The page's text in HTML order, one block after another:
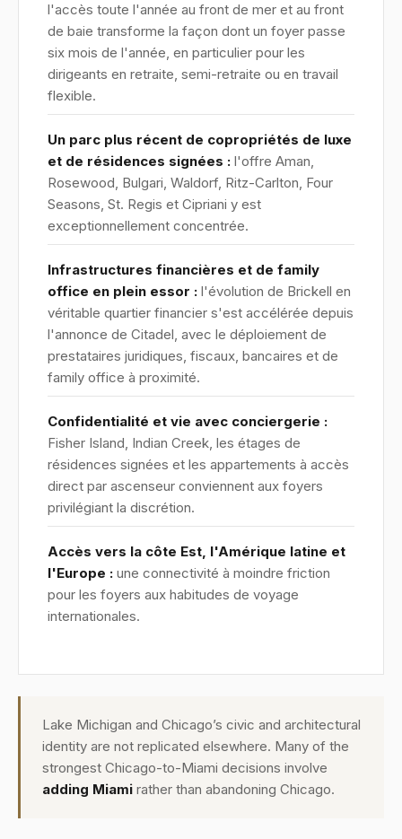
l'accès toute l'année au front de mer et au front
de baie transforme la façon dont un foyer passe
six mois de l'année, en particulier pour les
dirigeants en retraite, semi-retraite ou en travail
flexible.
Un parc plus récent de copropriétés de luxe
et de résidences signées : l'offre Aman,
Rosewood, Bulgari, Waldorf, Ritz-Carlton, Four
Seasons, St. Regis et Cipriani y est
exceptionnellement concentrée.
Infrastructures financières et de family
office en plein essor : l'évolution de Brickell en
véritable quartier financier s'est accélérée depuis
l'annonce de Citadel, avec le déploiement de
prestataires juridiques, fiscaux, bancaires et de
family office à proximité.
Confidentialité et vie avec conciergerie :
Fisher Island, Indian Creek, les étages de
résidences signées et les appartements à accès
direct par ascenseur conviennent aux foyers
privilégiant la discrétion.
Accès vers la côte Est, l'Amérique latine et
l'Europe : une connectivité à moindre friction
pour les foyers aux habitudes de voyage
internationales.
Lake Michigan and Chicago’s civic and architectural
identity are not replicated elsewhere. Many of the
strongest Chicago-to-Miami decisions involve
adding Miami rather than abandoning Chicago.